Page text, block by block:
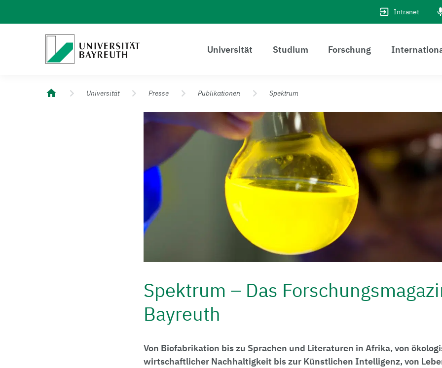
Intranet
Logo Universität Bayreuth
Universität Studium Forschung
Universität Bayreuth – Deine Top-Campus-Uni
Universität Presse Publikationen Spektrum
Spektrum – Das
Bayreuth
Von Biofabrikation bis zu Sprachen und Literaturen in Afrika, von
wirtschaftlicher Nachhaltigkeit bis zur Künstlichen Intelligenz, von